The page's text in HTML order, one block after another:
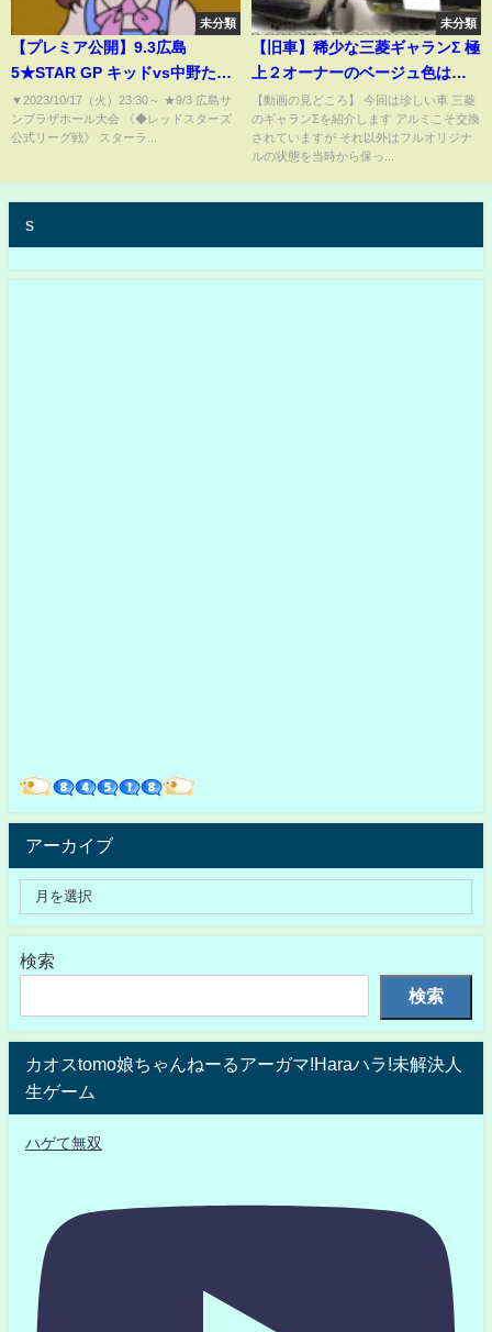
未分類
【プレミア公開】9.3広島
5★STAR GP キッドvs中野たむ/
岩谷麻優vs朱里/STRONG女子
ジュリアvs世羅りさ『We are
STARDOM!!』
▼2023/10/17（火）23:30​​​​​​​​​​～ ★9/3 広島サ
ンプラザホール大会 《◆レッドスターズ
公式リーグ戦》 スターラ...
未分類
【旧車】稀少な三菱ギャランΣ 極
上２オーナーのベージュ色は当
時のオリジナルカラーだ！
【1979 MITSUBISHI GALANT Σ
2000 SUPER SALOON】
【動画の見どころ】 今回は珍しい車 三菱
のギャランΣを紹介します アルミこそ交換
されていますが それ以外はフルオリジナ
ルの状態を当時から保っ...
s
アーカイブ
検索
検索
カオスtomo娘ちゃんねーるアーガマ!Haraハラ!未解決人
生ゲーム
ハゲて無双